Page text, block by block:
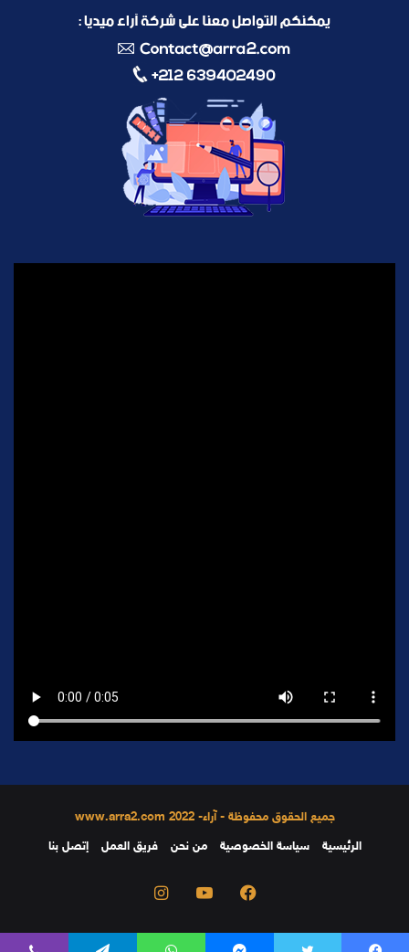
جميع الحقوق محفوظة - آراء- 2022 www.arra2.com
الرئيسية
سياسة الخصوصية من نحن فريق العمل إتصل بنا
فيسبوك يوتيوب